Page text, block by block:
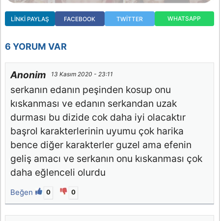
LINKI PAYLAŞ FACEBOOK TWITTER WHATSAPP
6 YORUM VAR
Anonim 13 Kasım 2020 - 23:11
serkanın edanın peşinden kosup onu
kıskanması ve edanın serkandan uzak
durması bu dizide cok daha iyi olacaktır
başrol karakterlerinin uyumu çok harika
bence diğer karakterler guzel ama efenin
geliş amacı ve serkanın onu kıskanması çok
daha eğlenceli olurdu
Beğen 0 0